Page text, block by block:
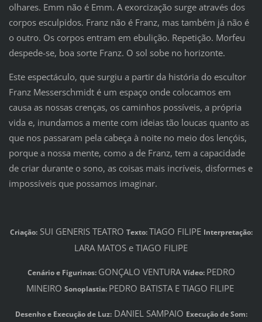
olhares. Emm não é Emm. A exorcização surge através dos
corpos esculpidos. Franz não é Franz, mas também já não é
o outro. Os corpos entram em ebulição. Repetição. Morfeu
despede-se, boa sorte Franz. O sol sobe no horizonte.
Este espectáculo, que surgiu a partir da história do escultor
Franz Messerschmidt é um espaço onde colocamos em
causa as nossas crenças, os caminhos possíveis, a própria
vida e, inundamos a mente com ideias tão loucas quanto as
que nos passaram pela cabeça à noite no meio dos lençóis,
porque a nossa mente, como a de Franz, tem a capacidade
de criar durante o sono, as coisas mais incríveis, disformes e
impossíveis que possamos imaginar.
Criação:SUI GENERIS TEATRO Texto:TIAGO FILIPE Interpretação:
LARA MATOS e TIAGO FILIPE
Cenário e Figurinos: GONÇALO VENTURA Vídeo: PEDRO
MINEIRO Sonoplastia: PEDRO BATISTA E TIAGO FILIPE
Desenho e Execução de Luz:DANIEL SAMPAIO Execução de Som: